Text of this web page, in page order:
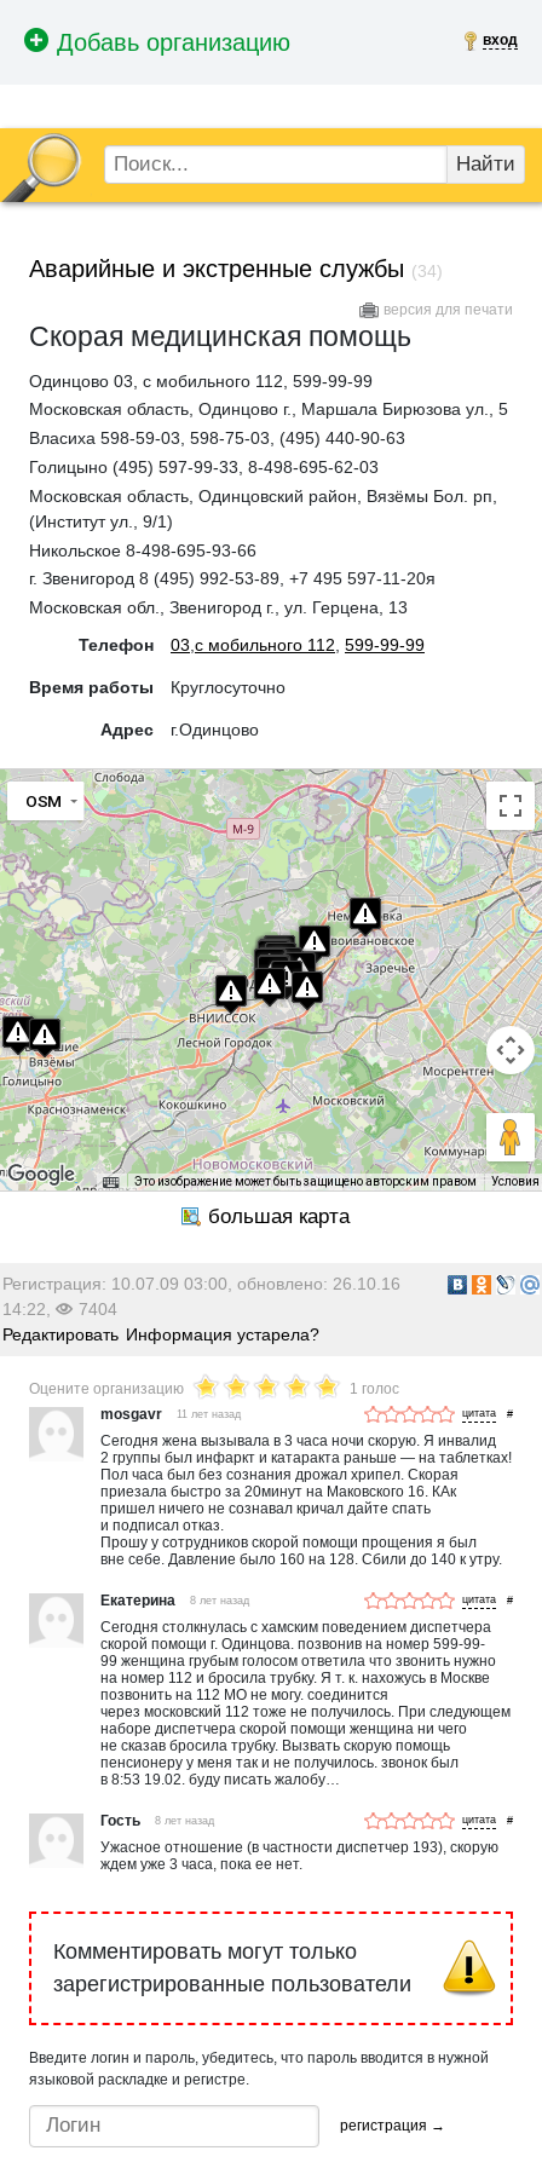
вход
Найти
Аварийные и экстренные службы (34)
версия для печати
Скорая медицинская помощь
Одинцово 03, с мобильного 112, 599-99-99
Московская область, Одинцово г., Маршала Бирюзова ул., 5
Власиха 598-59-03, 598-75-03, (495) 440-90-63
Голицыно (495) 597-99-33, 8-498-695-62-03
Московская область, Одинцовский район, Вязёмы Бол. рп,
(Институт ул., 9/1)
Никольское 8-498-695-93-66
г. Звенигород 8 (495) 992-53-89, +7 495 597‑11-20я
Московская обл., Звенигород г., ул. Герцена, 13
Телефон
03 с мобильного 112 599-99-99
Время работы Круглосуточно
Адрес г.Одинцово
OSM
Это изображение может быть защищено авторским правом Условия
Регистрация: 10.07.09 03:00, обновлено: 26.10.16
14:22,
7404
Редактировать Информация устарела?
Оцените организацию
1 голос
mosgavr
11 лет назад #
Сегодня жена вызывала в 3 часа ночи скорую. Я инвалид
2 группы был инфаркт и катаракта раньше — на таблетках!
Пол часа был без сознания дрожал хрипел. Скорая
приезала быстро за 20минут на Маковского 16. КАк
пришел ничего не сознавал кричал дайте спать
и подписал отказ.
Прошу у сотрудников скорой помощи прощения я был
вне себе. Давление было 160 на 128. Сбили до 140 к утру.
Екатерина 8 лет назад #
Сегодня столкнулась с хамским поведением диспетчера
скорой помощи г. Одинцова. позвонив на номер 599-99-
99 женщина грубым голосом ответила что звонить нужно
на номер 112 и бросила трубку. Я т. к. нахожусь в Москве
позвонить на 112 МО не могу. соединится
через московский 112 тоже не получилось. При следующем
наборе диспетчера скорой помощи женщина ни чего
не сказав бросила трубку. Вызвать скорую помощь
пенсионеру у меня так и не получилось. звонок был
в 8:53 19.02. буду писать жалобу…
Гость 8 лет назад #
Ужасное отношение (в частности диспетчер 193), скорую
ждем уже 3 часа, пока ее нет.
Комментировать могут только
зарегистрированные пользователи
Введите логин и пароль, убедитесь, что пароль вводится в нужной
языковой раскладке и регистре.
регистрация →